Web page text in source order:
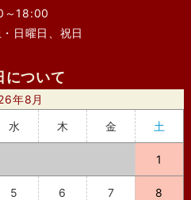
～18:00
日曜日、祝日
について
年8月
水 木 金 土
1
5 6 7 8